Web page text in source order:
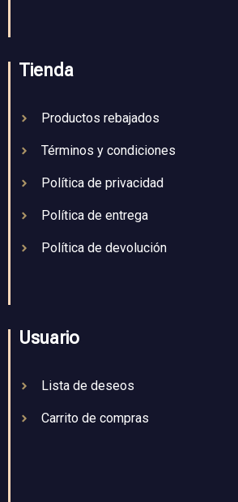
Tienda
Productos rebajados
Términos y condiciones
Política de privacidad
Política de entrega
Política de devolución
Usuario
Lista de deseos
Carrito de compras